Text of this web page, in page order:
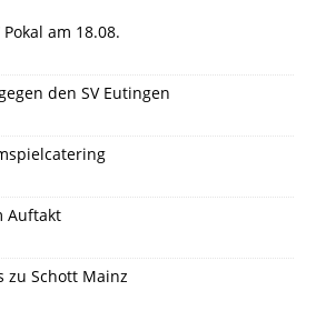
am 18.08.
den SV Eutingen
Auftakt
zu Schott Mainz